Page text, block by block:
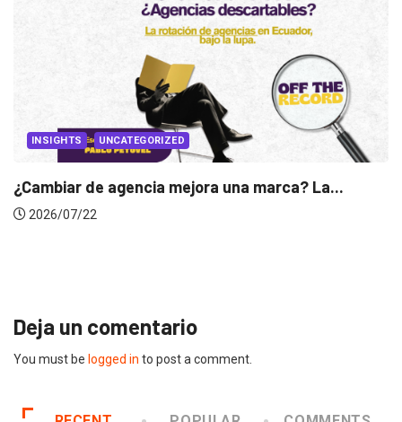
agencia mejora una marca? La... INSIGHTS
Deja un comentario
You must be logged in to post a comment.